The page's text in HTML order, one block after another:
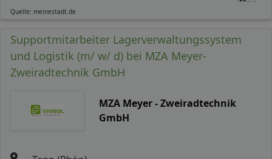
Quelle: meinestadt.de
Supportmitarbeiter Lagerverwaltungssystem
und Logistik (m/ w/ d) bei MZA Meyer-
Zweiradtechnik GmbH
MZA Meyer - Zweiradtechnik
GmbH